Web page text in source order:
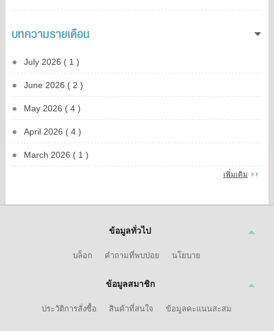
บทความรายเดือน
July 2026 ( 1 )
June 2026 ( 2 )
May 2026 ( 4 )
April 2026 ( 4 )
March 2026 ( 1 )
เพิ่มเติม
ข้อมูลทั่วไป
บล็อก คำถามที่พบบ่อย นโยบาย
ข้อมูลสมาชิก
ประวัติการสั่งซื้อ สินค้าที่สนใจ ข้อมูลคะแนนสะสม